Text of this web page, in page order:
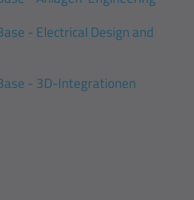
- Electrical Design and
- 3D-Integrationen